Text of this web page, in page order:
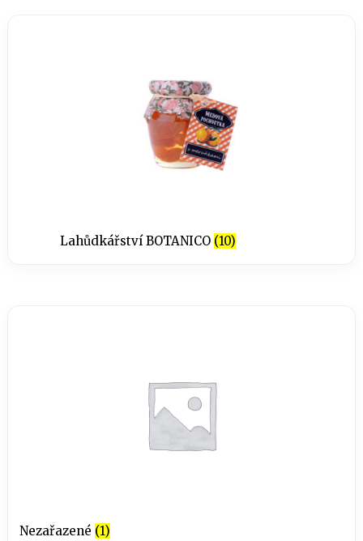
Lahůdkářství BOTANICO (10)
Nezařazené (1)